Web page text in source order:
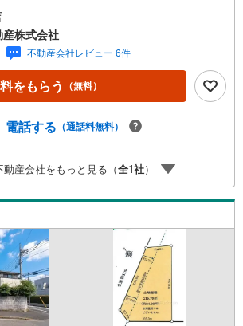
常の庭として暮らせる環境が整っています。
では、目黒区独自の高校生までの医療費無償
校の給食費・修学旅行費の全額補助などの支
の世代の方も豊かな時を刻めるであろう場所
。
株式会社
不動産会社レビュー 6件
をもらう （無料）
電話する （通話料無料）
産会社をもっと見る（全1社）